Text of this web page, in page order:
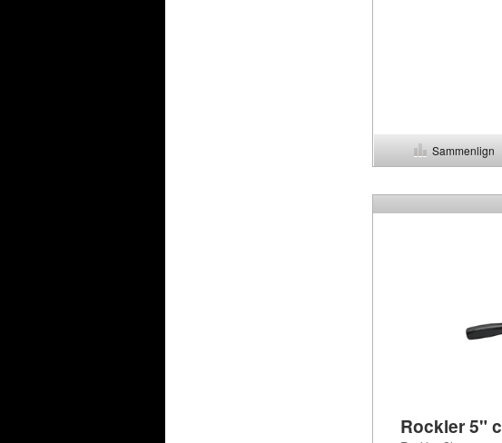
Sammenlign
Rockler 5"